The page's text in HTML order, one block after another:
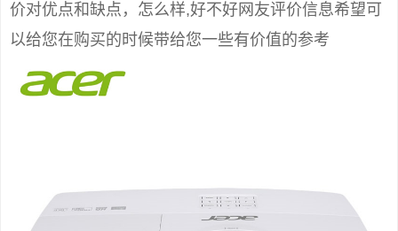
价对优点和缺点，怎么样,好不好网友评价信息希望可
以给您在购买的时候带给您一些有价值的参考